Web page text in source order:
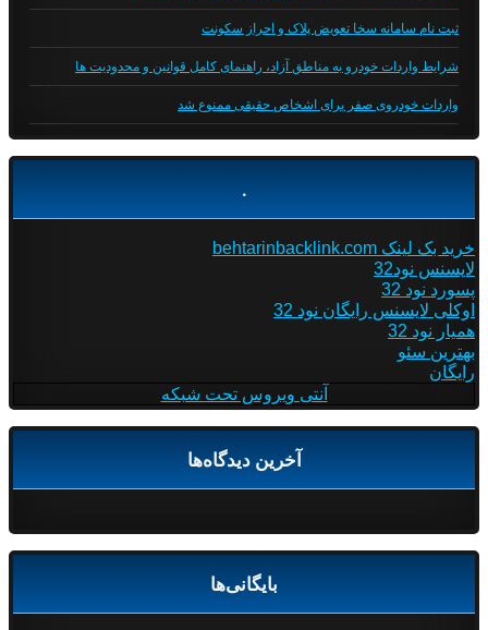
ثبت نام سامانه سخا تعویض پلاک و احراز سکونت
شرایط واردات خودرو به مناطق آزاد، راهنمای کامل قوانین و محدودیت ها
واردات خودروی صفر برای اشخاص حقیقی ممنوع شد
.
خرید بک لینک behtarinbacklink.com
لایسنس نود32
پسورد نود 32
اوکلی لایسنس رایگان نود 32
همیار نود 32
بهترین سئو
رایگان
آنتی ویروس تحت شبکه
آخرین دیدگاه‌ها
بایگانی‌ها